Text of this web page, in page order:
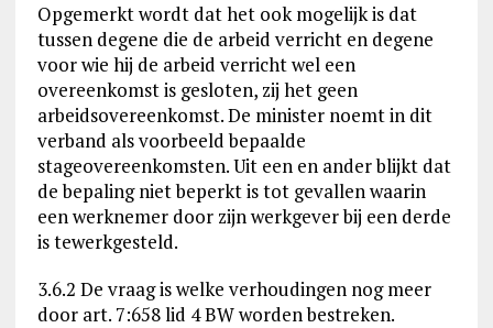
Opgemerkt wordt dat het ook mogelijk is dat
tussen degene die de arbeid verricht en degene
voor wie hij de arbeid verricht wel een
overeenkomst is gesloten, zij het geen
arbeidsovereenkomst. De minister noemt in dit
verband als voorbeeld bepaalde
stageovereenkomsten. Uit een en ander blijkt dat
de bepaling niet beperkt is tot gevallen waarin
een werknemer door zijn werkgever bij een derde
is tewerkgesteld.
3.6.2 De vraag is welke verhoudingen nog meer
door art. 7:658 lid 4 BW worden bestreken.